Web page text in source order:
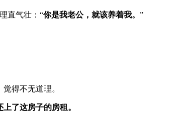
直气壮：“你是我老公，就该养着我。 ”
得不无道理。
了这房子的房租。